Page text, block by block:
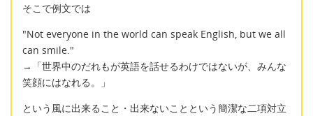
そこで例文では
"Not everyone in the world can speak English, but we all
can smile."
→「世界中のだれもが英語を話せるわけではないが、みんな
笑顔にはなれる。」
という風に出来ること・出来ないことという簡潔な二項対立